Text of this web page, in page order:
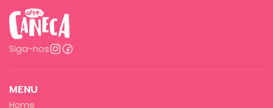
Siga-nos
MENU
Home